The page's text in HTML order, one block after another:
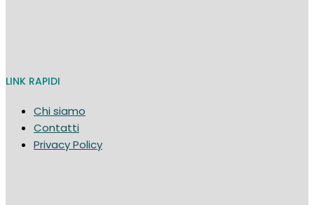
LINK RAPIDI
Chi siamo
Contatti
Privacy Policy